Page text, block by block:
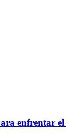
enfrentar